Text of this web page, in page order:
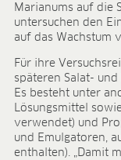
BLOG
KONTAKT
CONTACT
Marianums auf die
untersuchen den
auf das Wachstum
Für ihre
späteren Salat-
Es besteht unter
Lösungsmittel
verwendet) und
und Emulgatoren,
enthalten). „Damit